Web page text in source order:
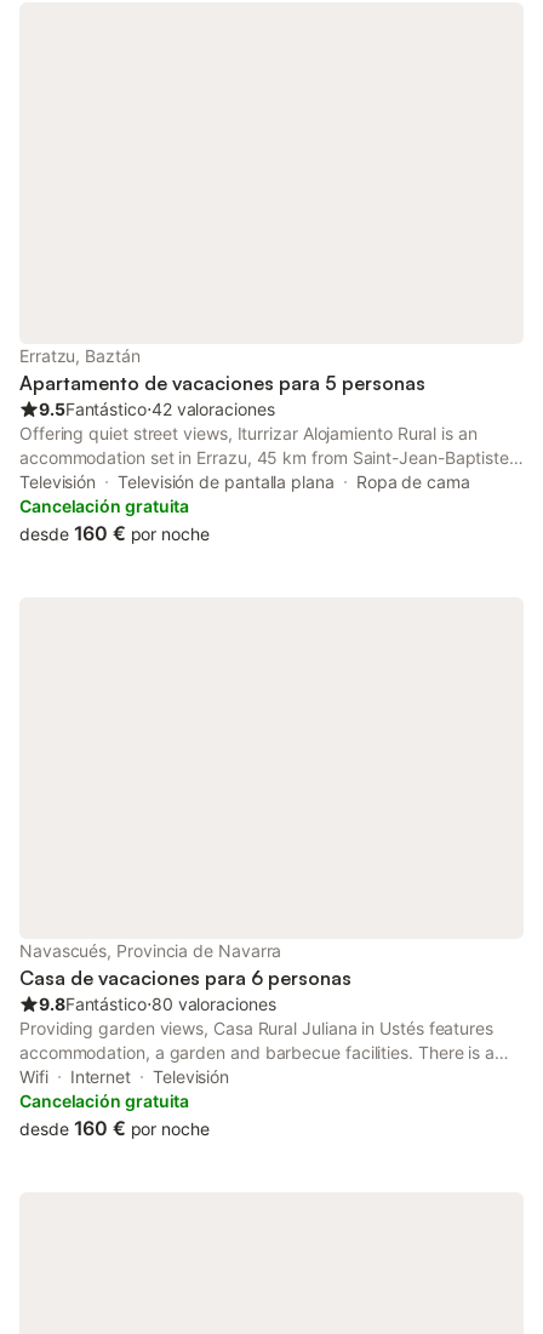
Erratzu, Baztán
Apartamento de vacaciones para 5 personas
9.5Fantástico⋅42 valoraciones
Offering quiet street views, Iturrizar Alojamiento Rural is an
accommodation set in Errazu, 45 km from Saint-Jean-Baptiste
Church and 45 km from Biarritz Train Station.
Televisión Televisión de pantalla plana
Ropa de cama
Cancelación gratuita
desde 160 € por noche
Navascués, Provincia de Navarra
Casa de vacaciones para 6 personas
9.8Fantástico⋅80 valoraciones
Providing garden views, Casa Rural Juliana in Ustés features
accommodation, a garden and barbecue facilities. There is a
private entrance at the holiday home for the convenience of
those who stay.
Wifi Internet
Televisión
Cancelación gratuita
desde 160 € por noche